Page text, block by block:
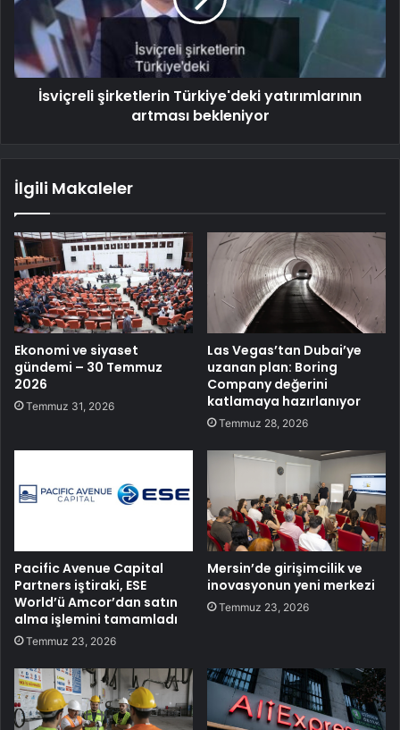
İsviçreli şirketlerin Türkiye'deki yatırımlarının
artması bekleniyor
İlgili Makaleler
Ekonomi ve siyaset
gündemi – 30 Temmuz
2026
Temmuz 31, 2026
Las Vegas’tan Dubai’ye
uzanan plan: Boring
Company değerini
katlamaya hazırlanıyor
Temmuz 28, 2026
Pacific Avenue Capital
Partners iştiraki, ESE
World’ü Amcor’dan satın
alma işlemini tamamladı
Temmuz 23, 2026
Mersin’de girişimcilik ve
inovasyonun yeni merkezi
Temmuz 23, 2026